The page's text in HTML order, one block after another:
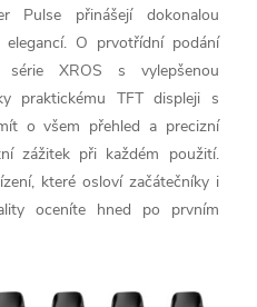
Pulse přinášejí dokonalou
O prvotřídní podání
XROS s vylepšenou
praktickému TFT displeji s
o všem přehled a precizní
zážitek při každém použití.
které osloví začátečníky i
oceníte hned po prvním